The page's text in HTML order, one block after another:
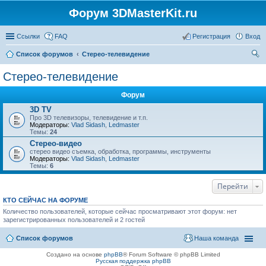
Форум 3DMasterKit.ru
Ссылки FAQ Вход
Регистрация
Список форумов
Стерео-телевидение
Стерео-телевидение
Форум
3D TV
Про 3D телевизоры, телевидение и т.п.
Модераторы: Vlad Sidash Ledmaster
Темы: 24
Стерео-видео
стерео видео съемка, обработка, программы, инструменты
Модераторы: Vlad Sidash Ledmaster
Темы: 6
Перейти
КТО СЕЙЧАС НА ФОРУМЕ
Количество пользователей, которые сейчас просматривают этот форум: нет
зарегистрированных пользователей и 2 гостей
Список форумов Наша команда
Создано на основе phpBB® Forum Software © phpBB Limited
Русская поддержка phpBB